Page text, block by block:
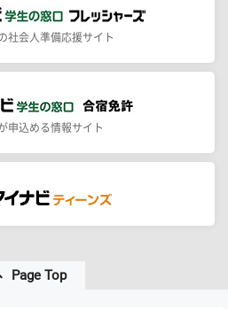
社会人準備応援サイト
申込める情報サイト
Page Top